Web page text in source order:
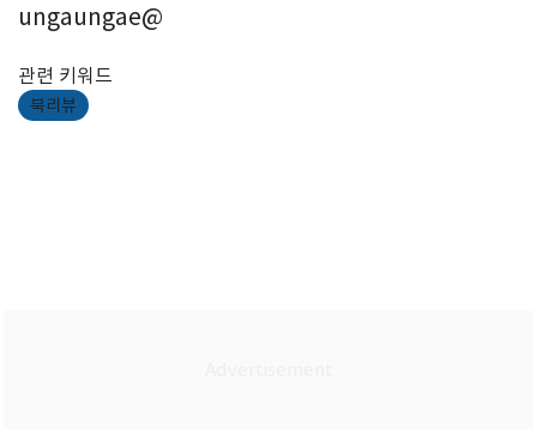
ungaungae@
관련 키워드
북리뷰